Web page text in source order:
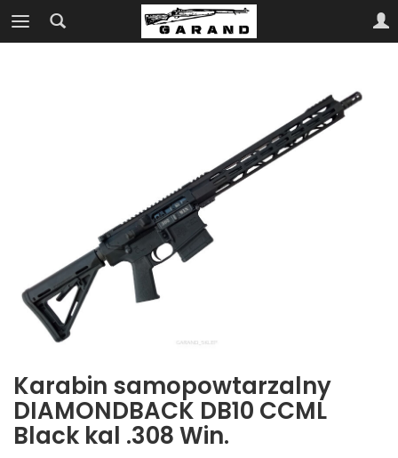
Karabin samopowtarzalny
DIAMONDBACK DB10 CCML
Black kal .308 Win.